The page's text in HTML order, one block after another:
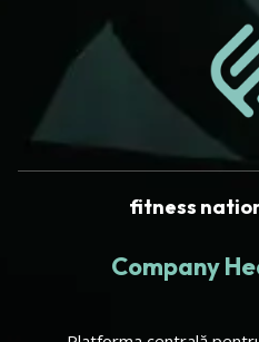
fitness
Company